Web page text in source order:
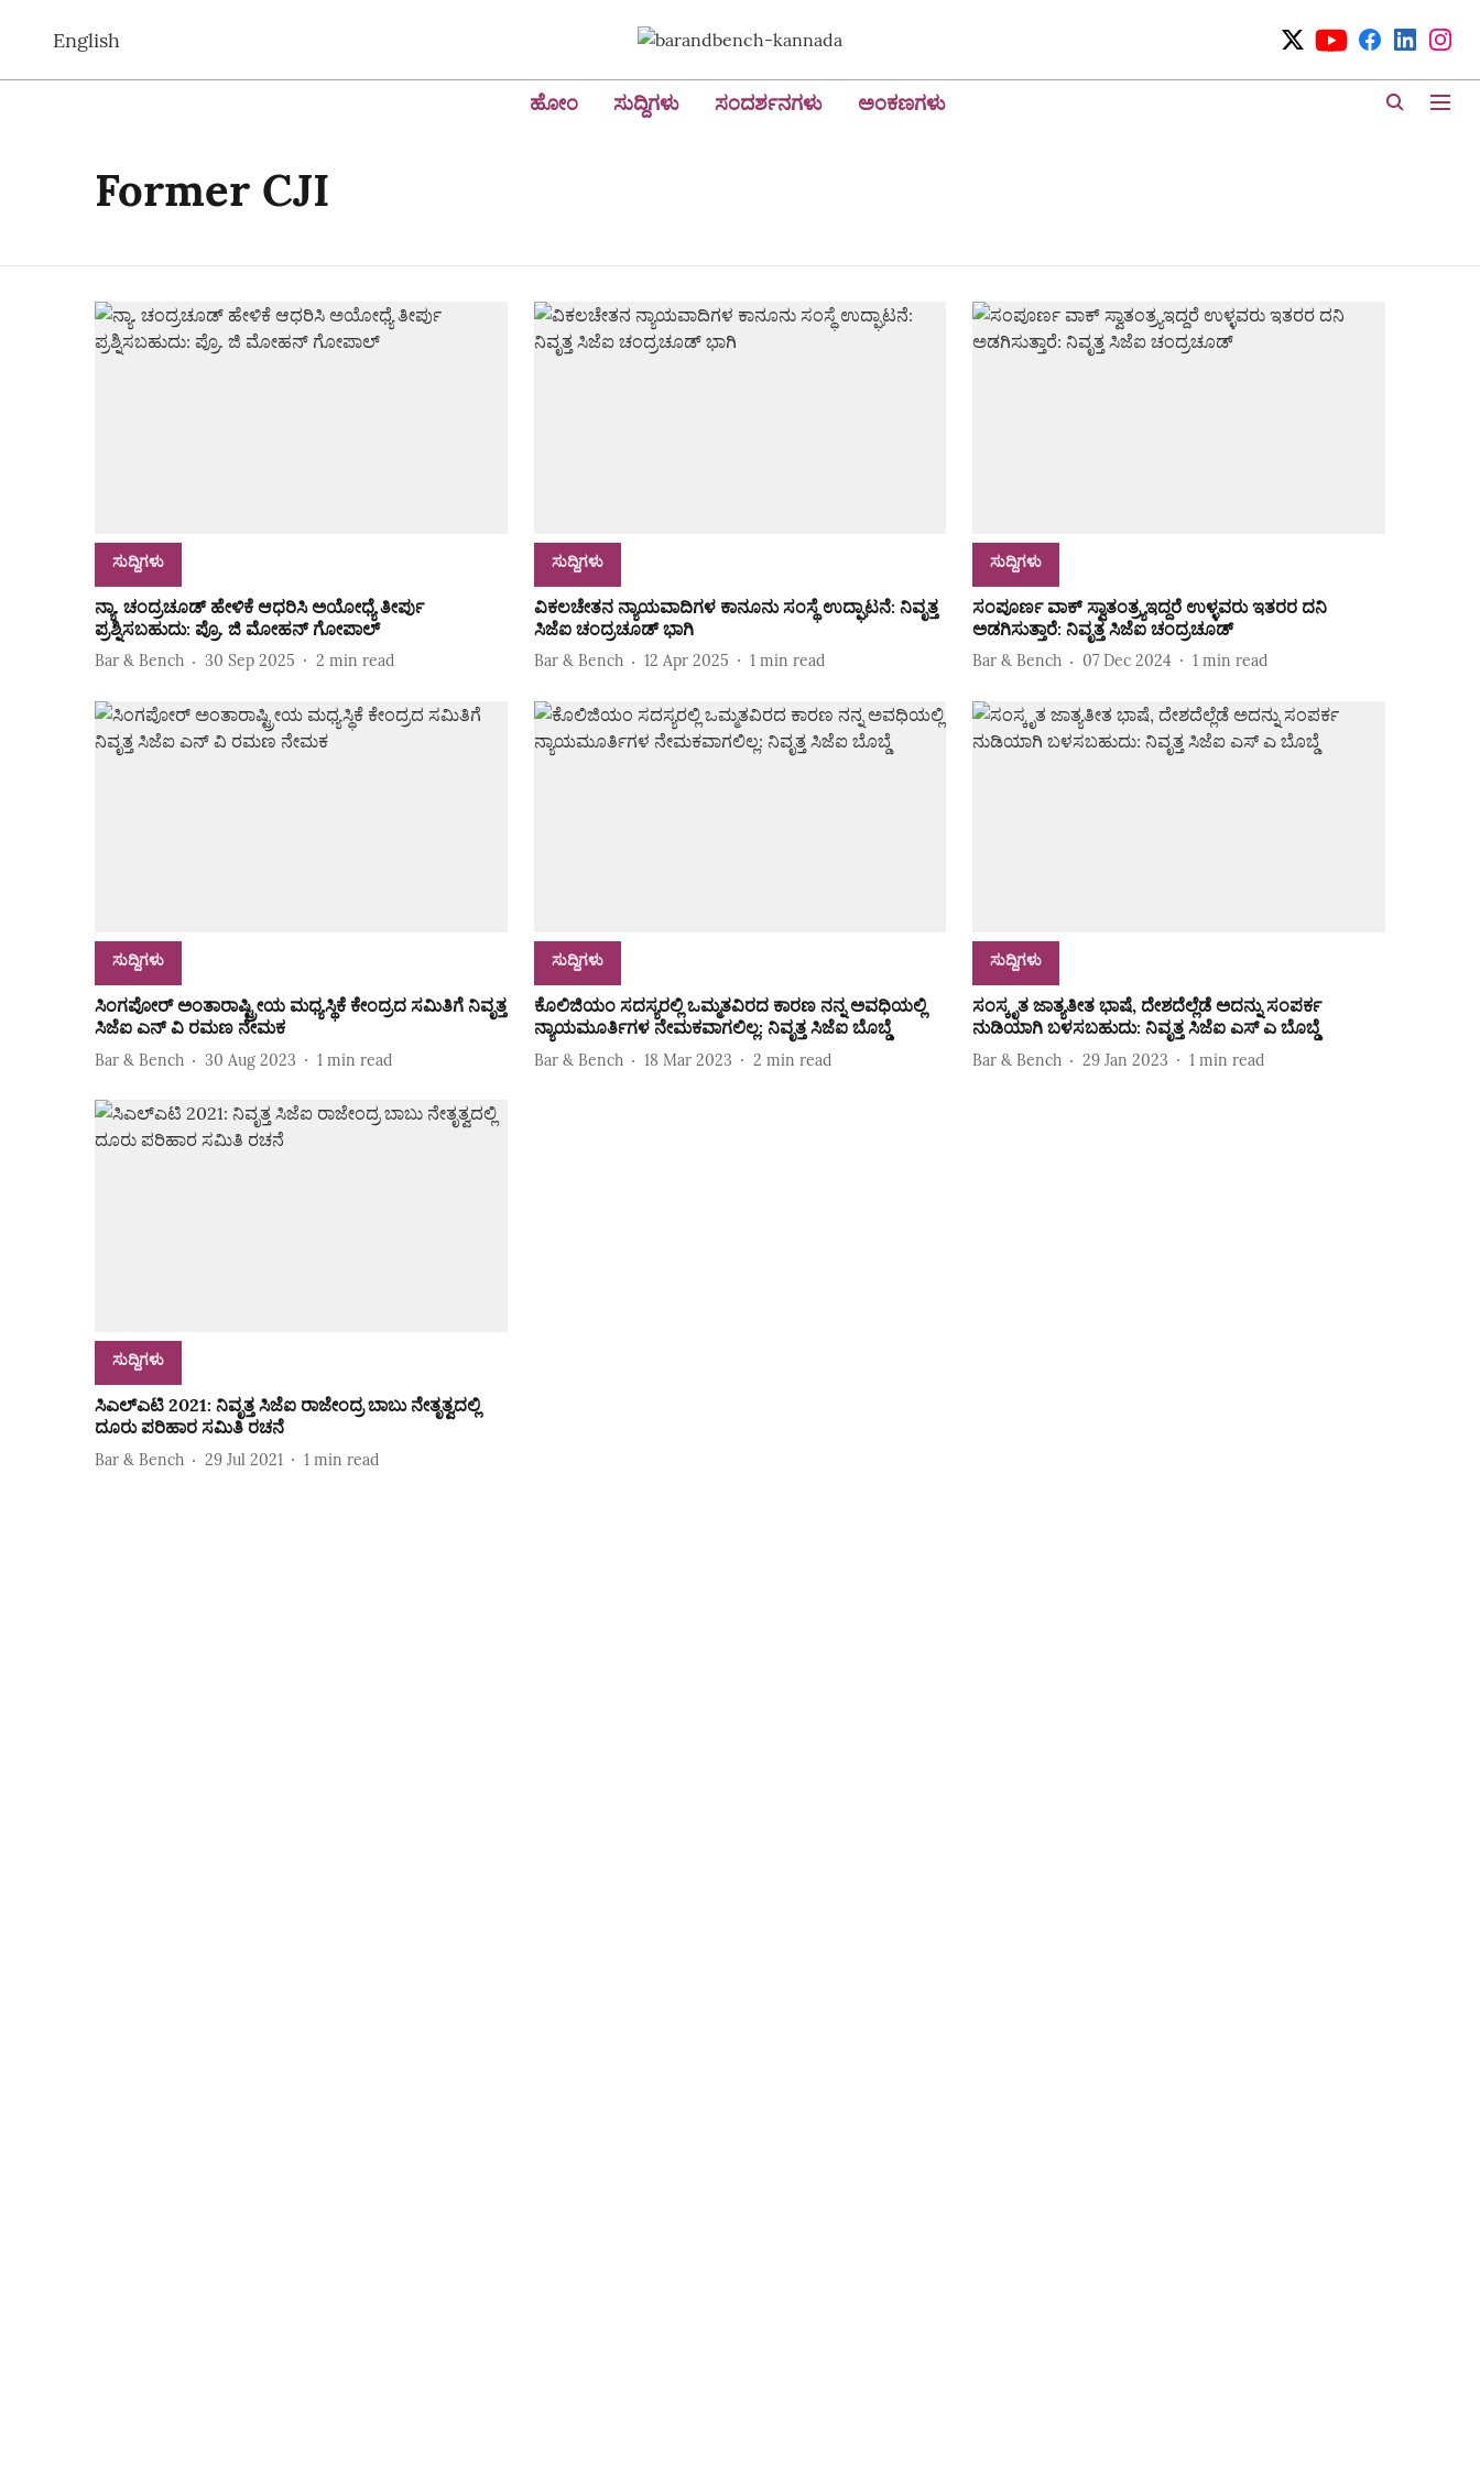
English
ಹೋಂ ಸುದ್ದಿಗಳು ಸಂದರ್ಶನಗಳು ಅಂಕಣಗಳು
Former CJI
ಸುದ್ದಿಗಳು
ನ್ಯಾ. ಚಂದ್ರಚೂಡ್ ಹೇಳಿಕೆ ಆಧರಿಸಿ ಅಯೋಧ್ಯೆ ತೀರ್ಪು
ಪ್ರಶ್ನಿಸಬಹುದು: ಪ್ರೊ. ಜಿ ಮೋಹನ್ ಗೋಪಾಲ್
Bar & Bench 30 Sep 2025 2 min read
ಸುದ್ದಿಗಳು
ವಿಕಲಚೇತನ ನ್ಯಾಯವಾದಿಗಳ ಕಾನೂನು ಸಂಸ್ಥೆ ಉದ್ಘಾಟನೆ: ನಿವೃತ್ತ
ಸಿಜೆಐ ಚಂದ್ರಚೂಡ್ ಭಾಗಿ
Bar & Bench 12 Apr 2025 1 min read
ಸುದ್ದಿಗಳು
ಸಂಪೂರ್ಣ ವಾಕ್ ಸ್ವಾತಂತ್ರ್ಯಇದ್ದರೆ ಉಳ್ಳವರು ಇತರರ ದನಿ
ಅಡಗಿಸುತ್ತಾರೆ: ನಿವೃತ್ತ ಸಿಜೆಐ ಚಂದ್ರಚೂಡ್
Bar & Bench 07 Dec 2024 1 min read
ಸುದ್ದಿಗಳು
ಸಿಂಗಪೋರ್ ಅಂತಾರಾಷ್ಟ್ರೀಯ ಮಧ್ಯಸ್ಥಿಕೆ ಕೇಂದ್ರದ ಸಮಿತಿಗೆ ನಿವೃತ್ತ
ಸಿಜೆಐ ಎನ್ ವಿ ರಮಣ ನೇಮಕ
Bar & Bench 30 Aug 2023 1 min read
ಸುದ್ದಿಗಳು
ಕೊಲಿಜಿಯಂ ಸದಸ್ಯರಲ್ಲಿ ಒಮ್ಮತವಿರದ ಕಾರಣ ನನ್ನ ಅವಧಿಯಲ್ಲಿ
ನ್ಯಾಯಮೂರ್ತಿಗಳ ನೇಮಕವಾಗಲಿಲ್ಲ: ನಿವೃತ್ತ ಸಿಜೆಐ ಬೊಬ್ಡೆ
Bar & Bench 18 Mar 2023 2 min read
ಸುದ್ದಿಗಳು
ಸಂಸ್ಕೃತ ಜಾತ್ಯತೀತ ಭಾಷೆ, ದೇಶದೆಲ್ಲೆಡೆ ಅದನ್ನು ಸಂಪರ್ಕ
ನುಡಿಯಾಗಿ ಬಳಸಬಹುದು: ನಿವೃತ್ತ ಸಿಜೆಐ ಎಸ್‌ ಎ ಬೊಬ್ಡೆ
Bar & Bench 29 Jan 2023 1 min read
ಸುದ್ದಿಗಳು
ಸಿಎಲ್ಎಟಿ 2021: ನಿವೃತ್ತ ಸಿಜೆಐ ರಾಜೇಂದ್ರ ಬಾಬು ನೇತೃತ್ವದಲ್ಲಿ
ದೂರು ಪರಿಹಾರ ಸಮಿತಿ ರಚನೆ
Bar & Bench 29 Jul 2021 1 min read